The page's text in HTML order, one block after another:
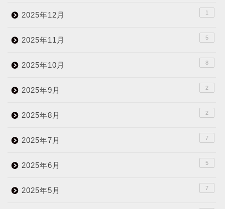
2025年12月 1
2025年11月 5
2025年10月 8
2025年9月 2
2025年8月 2
2025年7月 7
2025年6月 5
2025年5月 7